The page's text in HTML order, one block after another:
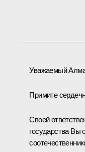
Уважаемый
Примите
Своей
государства Вы